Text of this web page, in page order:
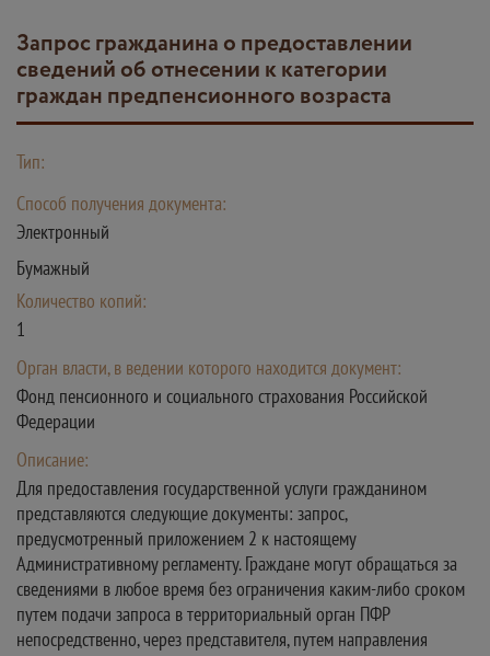
Запрос гражданина о предоставлении
сведений об отнесении к категории
граждан предпенсионного возраста
Тип:
Способ получения документа:
Электронный
Бумажный
Количество копий:
1
Орган власти, в ведении которого находится документ:
Фонд пенсионного и социального страхования Российской
Федерации
Описание:
Для предоставления государственной услуги гражданином
представляются следующие документы: запрос,
предусмотренный приложением 2 к настоящему
Административному регламенту. Граждане могут обращаться за
сведениями в любое время без ограничения каким-либо сроком
путем подачи запроса в территориальный орган ПФР
непосредственно, через представителя, путем направления